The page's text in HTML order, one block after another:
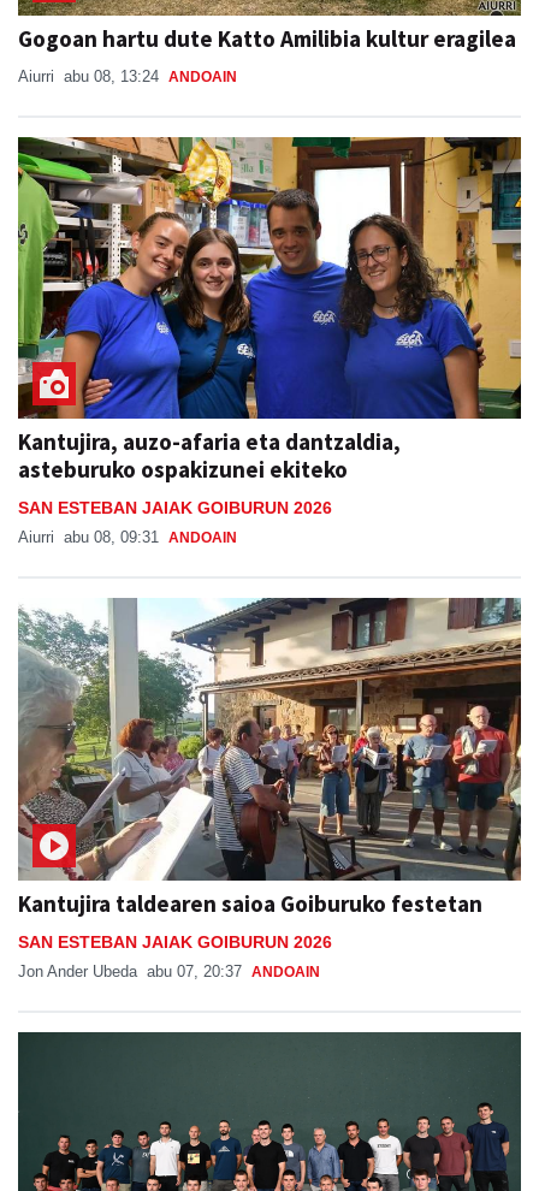
Gogoan hartu dute Katto Amilibia kultur eragilea
Aiurri abu 08, 13:24 ANDOAIN
Kantujira, auzo-afaria eta dantzaldia,
asteburuko ospakizunei ekiteko
SAN ESTEBAN JAIAK GOIBURUN 2026
Aiurri abu 08, 09:31 ANDOAIN
Kantujira taldearen saioa Goiburuko festetan
SAN ESTEBAN JAIAK GOIBURUN 2026
Jon Ander Ubeda abu 07, 20:37 ANDOAIN